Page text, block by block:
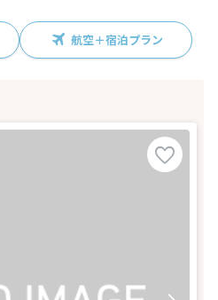
航空＋宿泊プラン